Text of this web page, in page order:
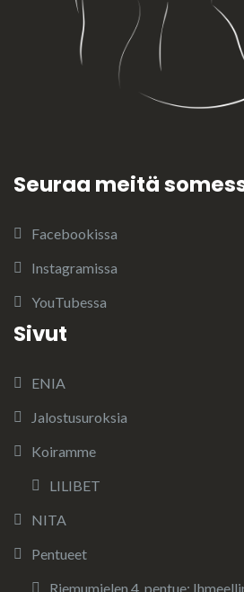
Seuraa meitä
Facebookissa
Instagramissa
YouTubessa
Sivut
ENIA
Jalostusuroksia
Koiramme
LILIBET
NITA
Pentueet
Riemumielen 4. pentue: